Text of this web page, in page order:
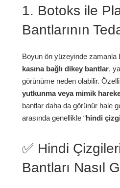
1. Botoks ile
Bantlarının
Boyun ön yüzeyinde zamanla
kasına bağlı dikey bantlar,
görünüme neden olabilir.
yutkunma veya mimik
bantlar daha da görünür hale
arasında genellikle “hindi
✅ Hindi
Bantları Nasıl